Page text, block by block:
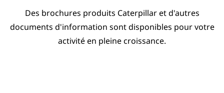
Des brochures produits Caterpillar et d'autres
documents d'information sont disponibles pour votre
activité en pleine croissance.